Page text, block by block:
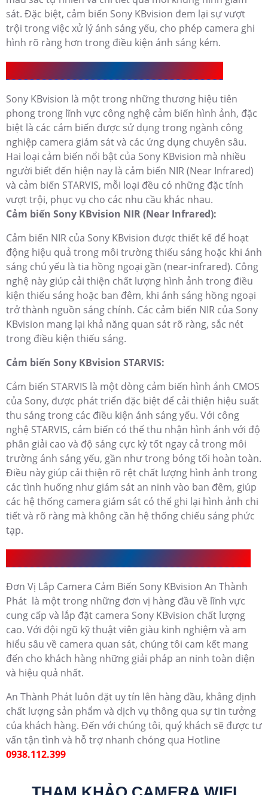
sát. Đặc biệt, cảm biến Sony KBvision đem lại sự vượt
trội trong việc xử lý ánh sáng yếu, cho phép camera ghi
hình rõ ràng hơn trong điều kiện ánh sáng kém.
Sony KBvision là một trong những thương hiệu tiên
phong trong lĩnh vực công nghệ cảm biến hình ảnh, đặc
biệt là các cảm biến được sử dụng trong ngành công
nghiệp camera giám sát và các ứng dụng chuyên sâu.
Hai loại cảm biến nổi bật của Sony KBvision mà nhiều
người biết đến hiện nay là cảm biến NIR (Near Infrared)
và cảm biến STARVIS, mỗi loại đều có những đặc tính
vượt trội, phục vụ cho các nhu cầu khác nhau.
Cảm biến Sony KBvision NIR (Near Infrared):
Cảm biến NIR của Sony KBvision được thiết kế để hoạt
động hiệu quả trong môi trường thiếu sáng hoặc khi ánh
sáng chủ yếu là tia hồng ngoại gần (near-infrared). Công
nghệ này giúp cải thiện chất lượng hình ảnh trong điều
kiện thiếu sáng hoặc ban đêm, khi ánh sáng hồng ngoại
trở thành nguồn sáng chính. Các cảm biến NIR của Sony
KBvision mang lại khả năng quan sát rõ ràng, sắc nét
trong điều kiện thiếu sáng.
Cảm biến Sony KBvision STARVIS:
Cảm biến STARVIS là một dòng cảm biến hình ảnh CMOS
của Sony, được phát triển đặc biệt để cải thiện hiệu suất
thu sáng trong các điều kiện ánh sáng yếu. Với công
nghệ STARVIS, cảm biến có thể thu nhận hình ảnh với độ
phân giải cao và độ sáng cực kỳ tốt ngay cả trong môi
trường ánh sáng yếu, gần như trong bóng tối hoàn toàn.
Điều này giúp cải thiện rõ rệt chất lượng hình ảnh trong
các tình huống như giám sát an ninh vào ban đêm, giúp
các hệ thống camera giám sát có thể ghi lại hình ảnh chi
tiết và rõ ràng mà không cần hệ thống chiếu sáng phức
tạp.
Đơn Vị Lắp Camera Cảm Biến Sony KBvision An Thành
Phát là một trong những đơn vị hàng đầu về lĩnh vực
cung cấp và lắp đặt camera Sony KBvision chất lượng
cao. Với đội ngũ kỹ thuật viên giàu kinh nghiệm và am
hiểu sâu về camera quan sát, chúng tôi cam kết mang
đến cho khách hàng những giải pháp an ninh toàn diện
và hiệu quả nhất.
An Thành Phát luôn đặt uy tín lên hàng đầu, khẳng định
chất lượng sản phẩm và dịch vụ thông qua sự tin tưởng
của khách hàng. Đến với chúng tôi, quý khách sẽ được tư
vấn tận tình và hỗ trợ nhanh chóng qua Hotline
0938.112.399